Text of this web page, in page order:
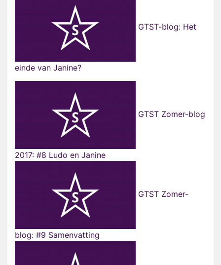
GTST-blog: Het
einde van Janine?
GTST Zomer-blog
2017: #8 Ludo en Janine
GTST Zomer-
blog: #9 Samenvatting